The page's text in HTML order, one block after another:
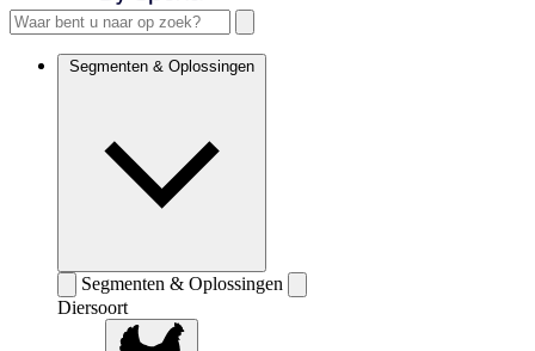
Segmenten & Oplossingen
Segmenten & Oplossingen
Diersoort